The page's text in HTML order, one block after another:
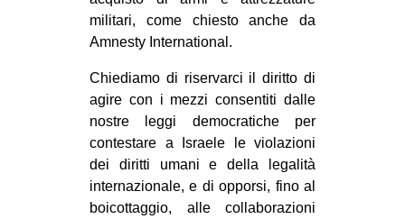
militari, come chiesto anche da
Amnesty International.
Chiediamo di riservarci il diritto di
agire con i mezzi consentiti dalle
nostre leggi democratiche per
contestare a Israele le violazioni
dei diritti umani e della legalità
internazionale, e di opporsi, fino al
boicottaggio, alle collaborazioni